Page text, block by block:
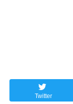
Twitter